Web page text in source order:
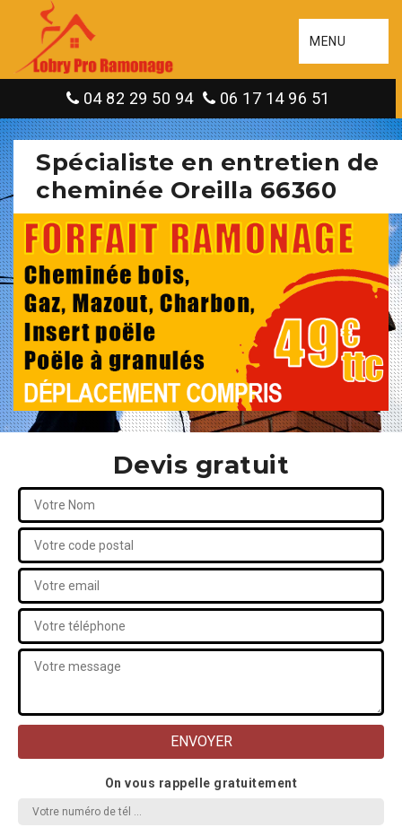
MENU
04 82 29 50 94 06 17 14 96 51
Spécialiste en entretien de
cheminée Oreilla 66360
Devis gratuit
On vous rappelle gratuitement